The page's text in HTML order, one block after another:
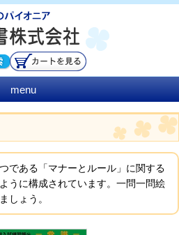
menu
である「マナーとルール」に関する
うに構成されています。一問一問絵
しょう。